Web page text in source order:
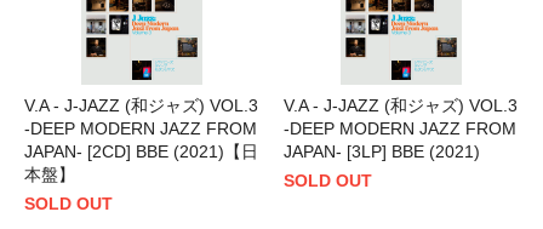
V.A - J-JAZZ (和ジャズ) VOL.3
-DEEP MODERN JAZZ FROM
JAPAN- [2CD] BBE (2021)【日
本盤】
SOLD OUT
V.A - J-JAZZ (和ジャズ) VOL.3
-DEEP MODERN JAZZ FROM
JAPAN- [3LP] BBE (2021)
SOLD OUT